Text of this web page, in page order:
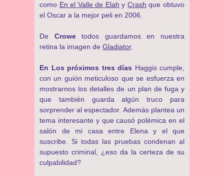
como En el Valle de Elah y Crash que obtuvo
el Oscar a la mejor peli en 2006.
De Crowetodos guardamos en nuestra
retina la imagen de Gladiator.
En Los próximos tres días Haggis cumple,
con un guión meticuloso que se esfuerza en
mostrarnos los detalles de un plan de fuga y
que también guarda algún truco para
sorprender al espectador. Además plantea un
tema interesante y que causó polémica en el
salón de mi casa entre Elena y el que
suscribe. Si todas las pruebas condenan al
supuesto criminal, ¿eso da la certeza de su
culpabilidad?